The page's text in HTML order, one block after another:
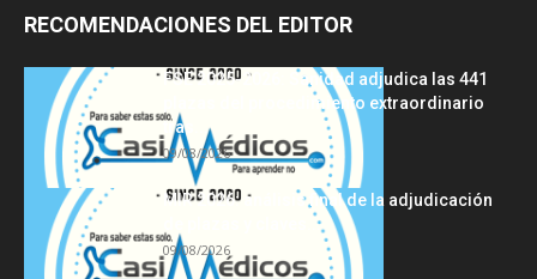
RECOMENDACIONES DEL EDITOR
FSE 2025-2026: Sanidad adjudica las 441
plazas del procedimiento extraordinario
tras...
09/08/2026
MIR 2026: análisis final de la adjudicación
de plazas y claves...
09/08/2026